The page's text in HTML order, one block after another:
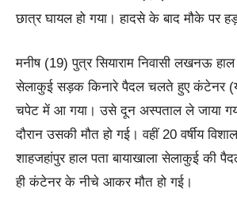
छात्र घायल हो गया। हादसे के बाद मौके पर
मनीष (19) पुत्र सियाराम निवासी लखनऊ हाल
सेलाकुई सड़क किनारे पैदल चलते हुए कंटेनर
चपेट में आ गया। उसे दून अस्पताल ले जाया
दौरान उसकी मौत हो गई। वहीं 20 वर्षीय विशाल
शाहजहांपुर हाल पता बायाखाला सेलाकुई की
ही कंटेनर के नीचे आकर मौत हो गई।